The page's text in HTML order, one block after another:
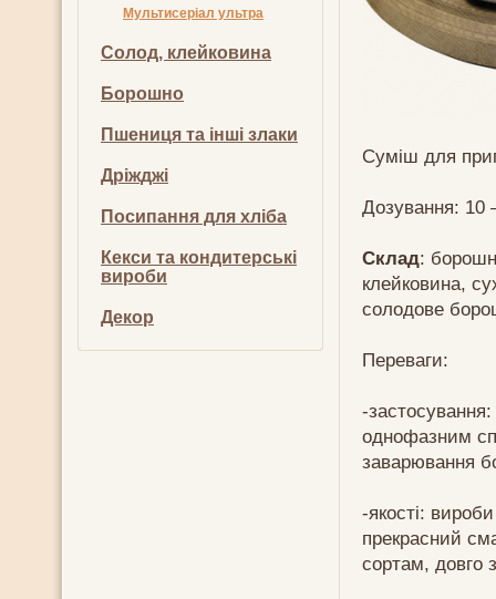
Мультисеріал ультра
Солод, клейковина
Борошно
Пшениця та інші злаки
Дріжджі
Посипання для хліба
Кекси та кондитерські
вироби
Декор
Суміш для
Дозування: 10
Склад:
клейковина,
солодове
Переваги:
-
однофазним
заварювання
-якості:
прекрасний
сортам, довго